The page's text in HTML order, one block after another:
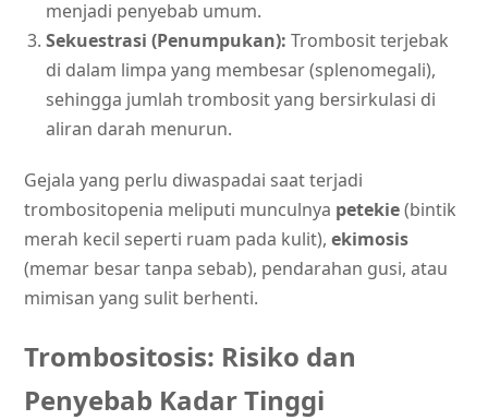
menjadi penyebab umum.
Sekuestrasi (Penumpukan): Trombosit terjebak
di dalam limpa yang membesar (splenomegali),
sehingga jumlah trombosit yang bersirkulasi di
aliran darah menurun.
Gejala yang perlu diwaspadai saat terjadi
trombositopenia meliputi munculnya petekie(bintik
merah kecil seperti ruam pada kulit), ekimosis
(memar besar tanpa sebab), pendarahan gusi, atau
mimisan yang sulit berhenti.
Trombositosis: Risiko dan
Penyebab Kadar Tinggi